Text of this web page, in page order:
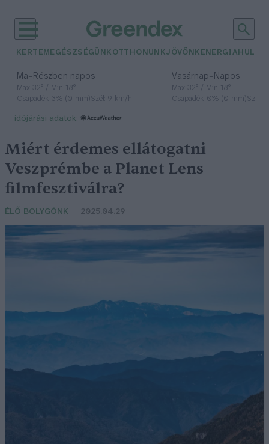
KERTEM EGÉSZSÉGÜNK OTTHONUNKJÖVŐNK ENERGIA
Ma– Részben napos
Max 32° / Min 18°
Csapadék: 3% (0 mm)Szél: 9 km/h
Vasárnap– Napos
Max 32° / Min 18°
Csapadék: 0% (0 mm)Szél:
időjárási adatok:
Miért érdemes ellátogatni
Veszprémbe a Planet Lens
filmfesztiválra?
ÉLŐ BOLYGÓNK 2025.04.29